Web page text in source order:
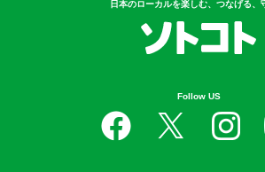
日本のローカルを楽しむ、つなげる、
Follow US